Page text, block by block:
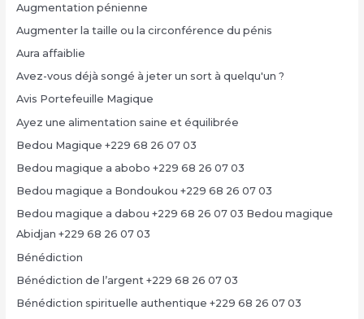
Augmentation pénienne
Augmenter la taille ou la circonférence du pénis
Aura affaiblie
Avez-vous déjà songé à jeter un sort à quelqu'un ?
Avis Portefeuille Magique
Ayez une alimentation saine et équilibrée
Bedou Magique +229 68 26 07 03
Bedou magique a abobo +229 68 26 07 03
Bedou magique a Bondoukou +229 68 26 07 03
Bedou magique a dabou +229 68 26 07 03 Bedou magique
Abidjan +229 68 26 07 03
Bénédiction
Bénédiction de l’argent +229 68 26 07 03
Bénédiction spirituelle authentique +229 68 26 07 03